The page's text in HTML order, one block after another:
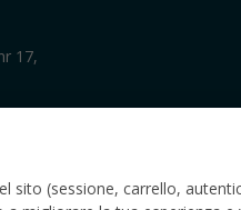
17,
sito (sessione, carrello,